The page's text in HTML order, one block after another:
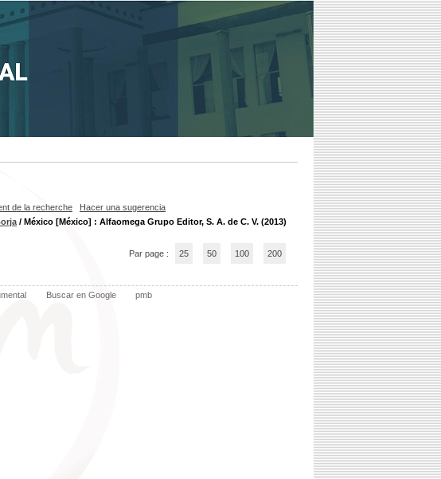
de la recherche
Hacer una sugerencia
/ México [México] : Alfaomega Grupo Editor, S. A. de C. V. (2013)
Par page : 25 50 100 200
Buscar en Google pmb